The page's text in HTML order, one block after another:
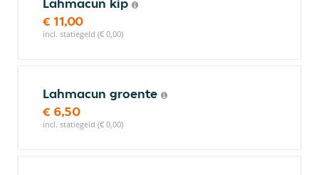
€ 11,00
incl. statiegeld (€ 0,00)
Lahmacun groente
€ 6,50
incl. statiegeld (€ 0,00)